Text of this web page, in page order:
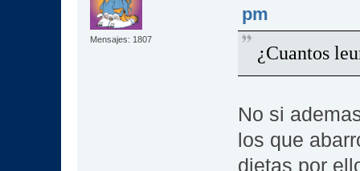
Mensajes: 1807
pm
¿Cuantos
No si
los que
dietas por